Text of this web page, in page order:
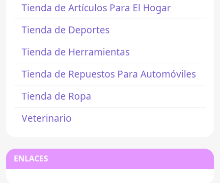
Tienda de Artículos Para El Hogar
Tienda de Deportes
Tienda de Herramientas
Tienda de Repuestos Para Automóviles
Tienda de Ropa
Veterinario
ENLACES